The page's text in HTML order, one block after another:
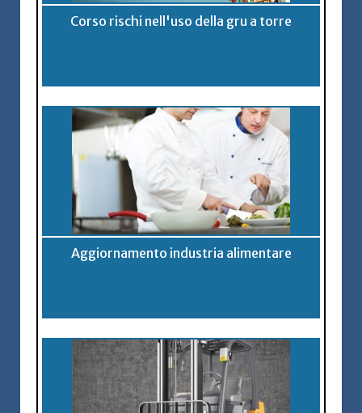
Corso rischi nell'uso della gru a torre
Aggiornamento industria alimentare